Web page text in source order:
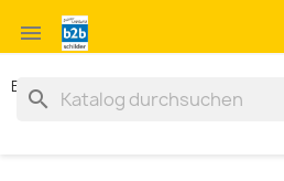

Exklusiv für Geschäftskunden. Kein
zzgl. MWST und
search